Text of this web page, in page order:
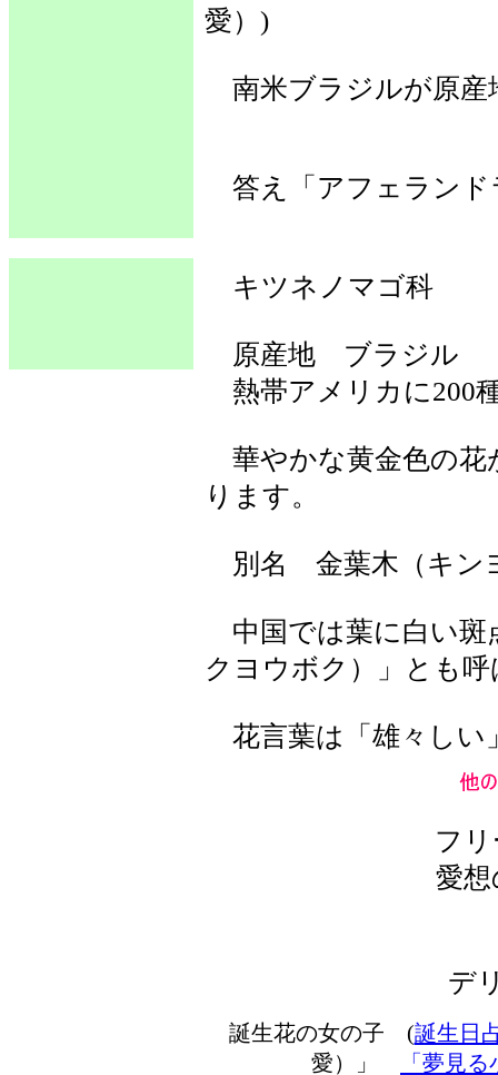
愛）)
南米ブラジルが原産
答え「アフェランド
キツネノマゴ科
原産地 ブラジル
熱帯アメリカに200
華やかな黄金色の花
ります。
別名 金葉木（キン
中国では葉に白い斑
クヨウボク）」とも
花言葉は「雄々しい
フ
愛
デ
誕生花の女の子 (誕生日
愛）」
「夢見